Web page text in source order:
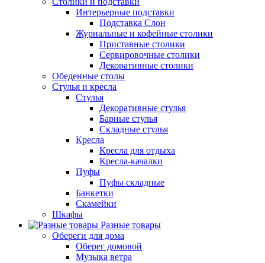
Интерьерные подставки
Подставка Слон
Журнальные и кофейные столики
Приставные столики
Сервировочные столики
Декоративные столики
Обеденные столы
Стулья и кресла
Стулья
Декоративные стулья
Барные стулья
Складные стулья
Кресла
Кресла для отдыха
Кресла-качалки
Пуфы
Пуфы складные
Банкетки
Скамейки
Шкафы
Разные товары
Обереги для дома
Оберег домовой
Музыка ветра